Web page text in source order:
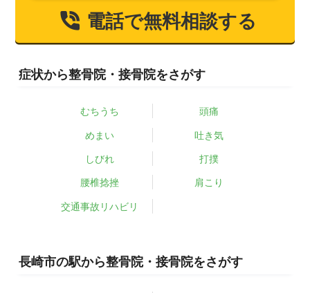
電話で無料相談する
症状から整骨院・接骨院をさがす
むちうち 頭痛
めまい 吐き気
しびれ 打撲
腰椎捻挫 肩こり
交通事故リハビリ
長崎市の駅から整骨院・接骨院をさがす